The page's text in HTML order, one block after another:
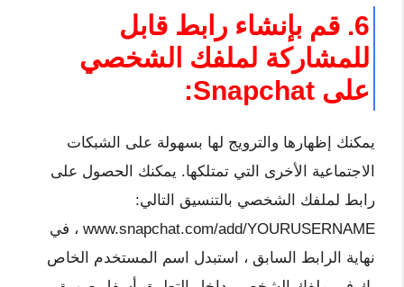
6. قم بإنشاء رابط قابل
للمشاركة لملفك الشخصي
على Snapchat:
يمكنك إظهارها والترويج لها بسهولة على الشبكات
الاجتماعية الأخرى التي تمتلكها. يمكنك الحصول على
رابط لملفك الشخصي بالتنسيق التالي:
www.snapchat.com/add/YOURUSERNAME ، في
نهاية الرابط السابق ، استبدل اسم المستخدم الخاص